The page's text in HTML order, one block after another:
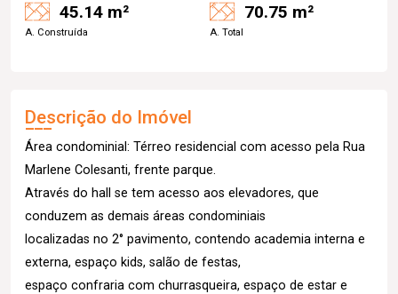
45.14 m²
A. Construída
70.75 m²
A. Total
Descrição do Imóvel
Área condominial: Térreo residencial com acesso pela Rua
Marlene Colesanti, frente parque.
Através do hall se tem acesso aos elevadores, que
conduzem as demais áreas condominiais
localizadas no 2° pavimento, contendo academia interna e
externa, espaço kids, salão de festas,
espaço confraria com churrasqueira, espaço de estar e